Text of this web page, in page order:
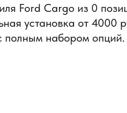
Ford Cargo из 0
установка от 4000
полным набором